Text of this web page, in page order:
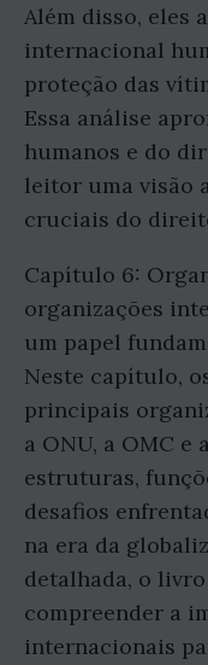
Além disso, eles
internacional
proteção das
Essa análise
humanos e do
leitor uma visão
cruciais do
Capítulo 6:
organizações
um papel
Neste capítulo,
principais
a ONU, a OMC e
estruturas,
desafios
na era da
detalhada, o
compreender a
internacionais